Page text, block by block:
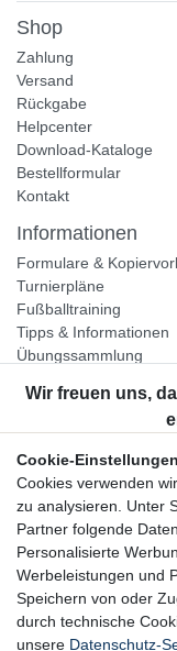
Shop
Zahlung
Versand
Rückgabe
Helpcenter
Download-Kataloge
Bestellformular
Kontakt
Informationen
Formulare &
Turnierpläne
Fußballtraining
Tipps & Informationen
Übungssammlung
Unternehmen
Widerrufsrecht
Bestellung
Datenschutzerklärung
AGB
Impressum
Newsletter
Cookie-
Cookies verwenden
zu analysieren. Unter
Partner folgende
Personalisierte
Werbeleistungen und
Speichern von oder
durch technische
unsere Datenschutz-